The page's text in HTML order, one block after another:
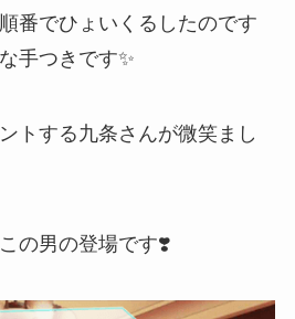
番でひょいくるしたのです
手つきです✨
トする九条さんが微笑まし
の男の登場です❣️